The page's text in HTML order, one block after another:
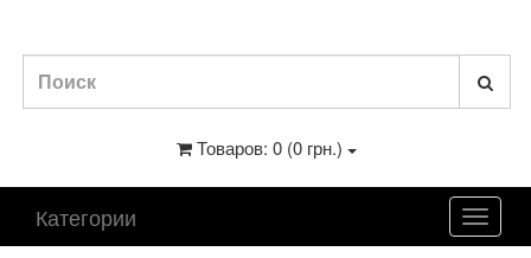
Товаров: 0 (0 грн.)
Категории